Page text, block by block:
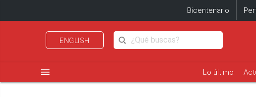
Bicentenario
ENGLISH
menu Lo último